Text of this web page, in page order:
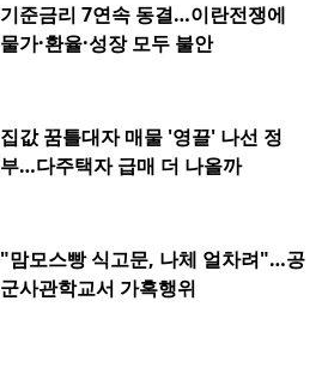
기준금리 7연속 동결…이란전쟁에
물가·환율·성장 모두 불안
집값 꿈틀대자 매물 '영끌' 나선 정
부…다주택자 급매 더 나올까
"맘모스빵 식고문, 나체 얼차려"…공
군사관학교서 가혹행위